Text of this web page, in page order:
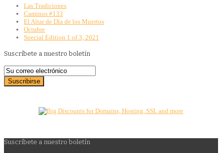
Las Tradiciones
Caminos #133
El Altar de Día de los Muertos
Octubre
Special Edition 1 of 3, 2021
Suscríbete a nuestro boletín
Suscríbete a nuestro boletín